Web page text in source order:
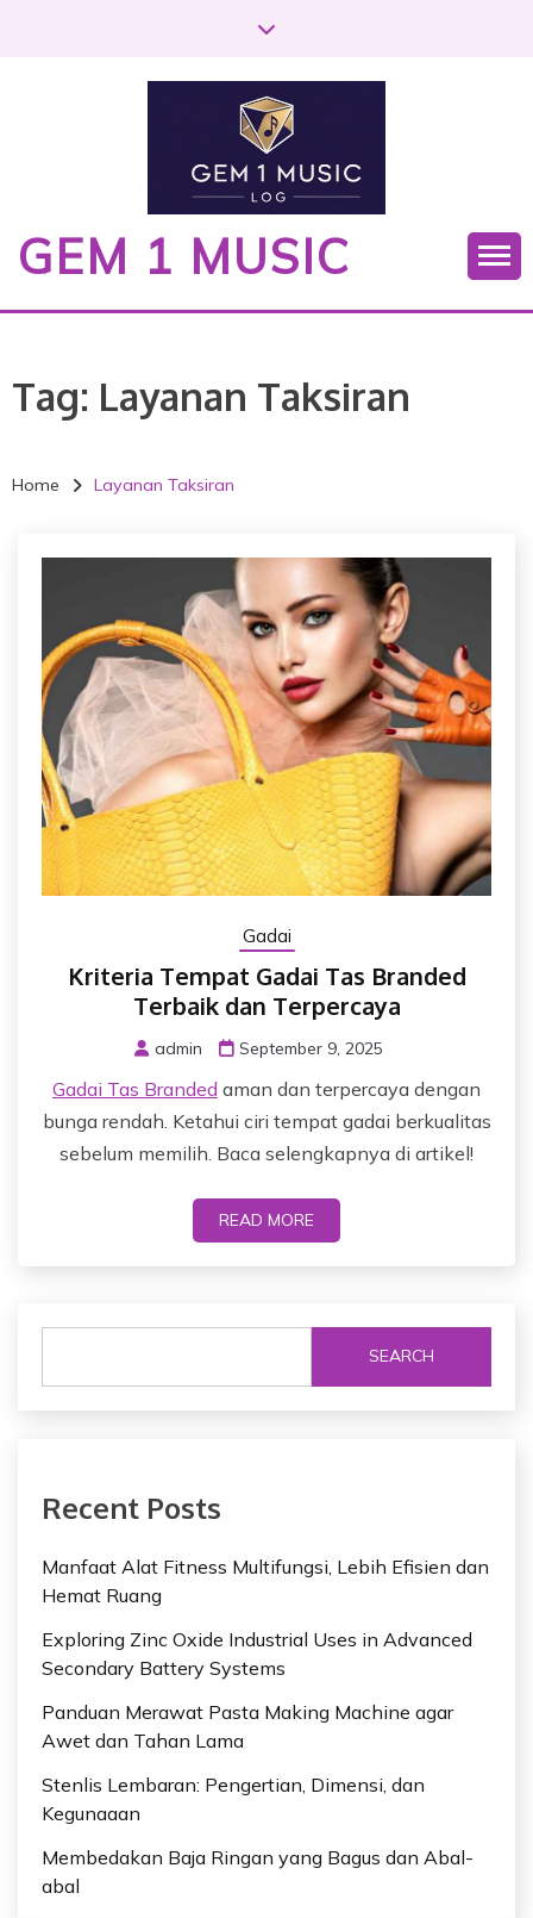
GEM 1 MUSIC
Tag: Layanan Taksiran
Home Layanan Taksiran
Gadai
Kriteria Tempat Gadai Tas Branded
Terbaik dan Terpercaya
admin September 9, 2025
Gadai Tas Branded aman dan terpercaya dengan
bunga rendah. Ketahui ciri tempat gadai berkualitas
sebelum memilih. Baca selengkapnya di artikel!
READ MORE
SEARCH
Recent Posts
Manfaat Alat Fitness Multifungsi, Lebih Efisien dan
Hemat Ruang
Exploring Zinc Oxide Industrial Uses in Advanced
Secondary Battery Systems
Panduan Merawat Pasta Making Machine agar
Awet dan Tahan Lama
Stenlis Lembaran: Pengertian, Dimensi, dan
Kegunaaan
Membedakan Baja Ringan yang Bagus dan Abal-
abal